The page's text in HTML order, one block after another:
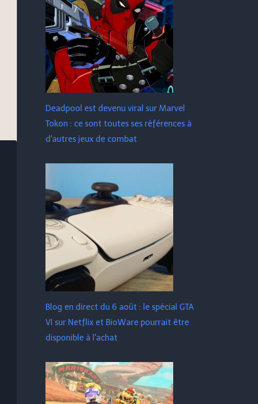
Deadpool est devenu viral sur Marvel
Tokon : ce sont toutes ses références à
d'autres jeux de combat
Blog en direct du 6 août : le spécial GTA
VI sur Netflix et BioWare pourrait être
disponible à l'achat